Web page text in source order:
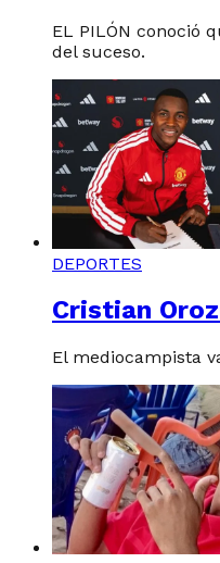
EL PILÓN conoció
del suceso.
DEPORTES
Cristian
El mediocampista